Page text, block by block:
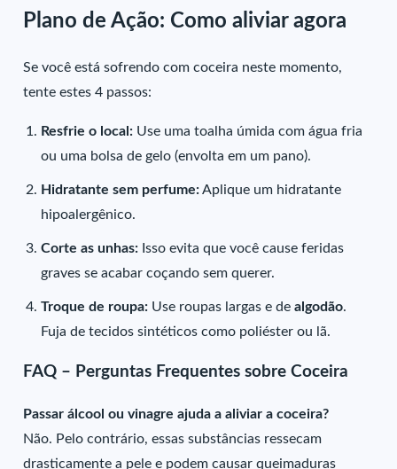
Plano de Ação: Como aliviar agora
Se você está sofrendo com coceira neste momento,
tente estes 4 passos:
Resfrie o local: Use uma toalha úmida com água fria
ou uma bolsa de gelo (envolta em um pano).
Hidratante sem perfume:Aplique um hidratante
hipoalergênico.
Corte as unhas: Isso evita que você cause feridas
graves se acabar coçando sem querer.
Troque de roupa: Use roupas largas e dealgodão.
Fuja de tecidos sintéticos como poliéster ou lã.
FAQ – Perguntas Frequentes sobre Coceira
Passar álcool ou vinagre ajuda a aliviar a coceira?
Não. Pelo contrário, essas substâncias ressecam
drasticamente a pele e podem causar queimaduras